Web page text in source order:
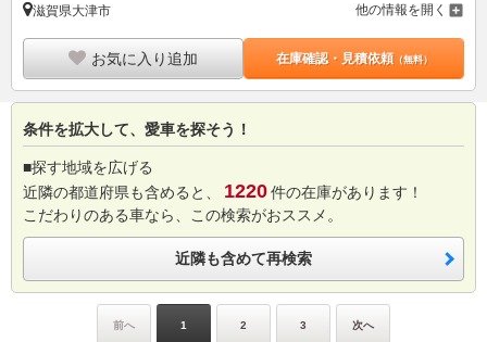
滋賀県大津市 他の情報を開く
お気に入り追加 在庫確認・見積依頼（無料）
条件を拡大して、愛車を探そう！
■探す地域を広げる
近隣の都道府県も含めると、
1220件の在庫があります！
こだわりのある車なら、この検索がおススメ。
近隣も含めて再検索
前へ 1 2 3 次へ